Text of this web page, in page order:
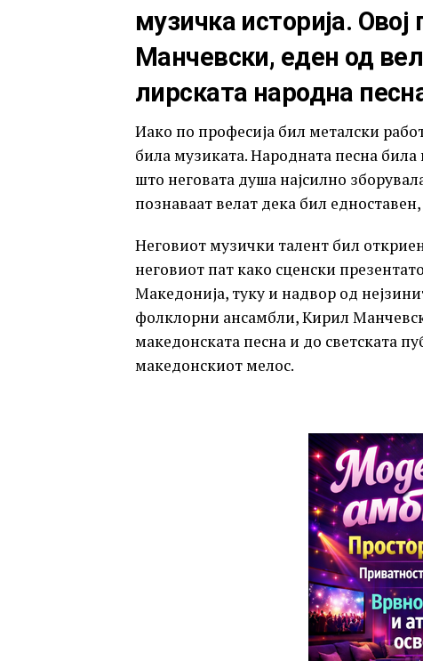
музичка историја.
Манчевски, еден од
лирската народна
Иако по професија бил металски
била музиката. Народната песна била
што неговата душа најсилно
познаваат велат дека бил
Неговиот музички талент бил
неговиот пат како сценски
Македонија, туку и надвор од
фолклорни ансамбли, Кирил
македонската песна и до светската
македонскиот мелос.